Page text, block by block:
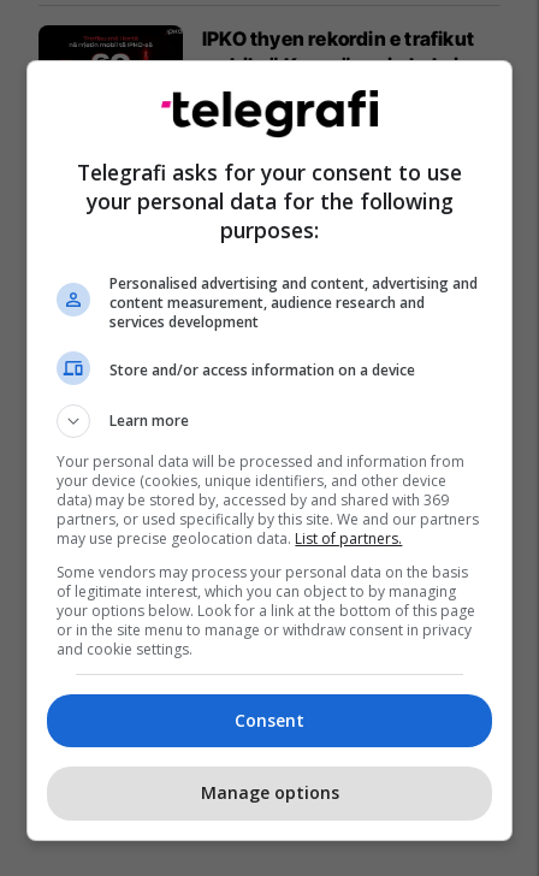
IPKO thyen rekordin e trafikut
mobil në Kosovë, arrin kulmin
prej 60 Gbps
IPKO
Telegrafi asks for your consent to use
your personal data for the following
purposes:
Personalised advertising and content, advertising and
content measurement, audience research and
services development
Store and/or access information on a device
Learn more
Your personal data will be processed and information from
your device (cookies, unique identifiers, and other device
data) may be stored by, accessed by and shared with 369
partners, or used specifically by this site. We and our partners
may use precise geolocation data. List of partners.
Some vendors may process your personal data on the basis
of legitimate interest, which you can object to by managing
your options below. Look for a link at the bottom of this page
or in the site menu to manage or withdraw consent in privacy
and cookie settings.
Consent
Manage options